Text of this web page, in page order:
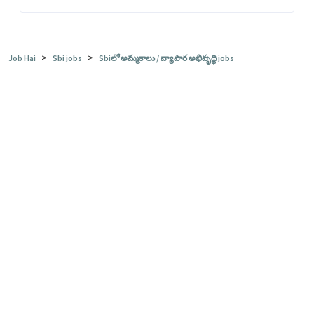
Job Hai > Sbi jobs > Sbiలో అమ్మకాలు / వ్యాపార అభివృద్ధి jobs